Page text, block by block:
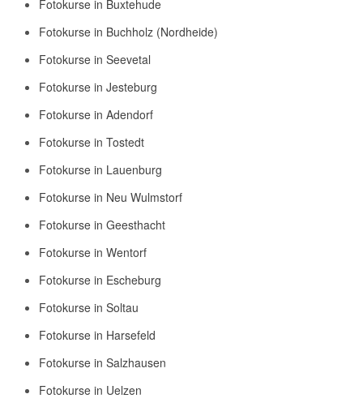
Fotokurse in Buxtehude
Fotokurse in Buchholz (Nordheide)
Fotokurse in Seevetal
Fotokurse in Jesteburg
Fotokurse in Adendorf
Fotokurse in Tostedt
Fotokurse in Lauenburg
Fotokurse in Neu Wulmstorf
Fotokurse in Geesthacht
Fotokurse in Wentorf
Fotokurse in Escheburg
Fotokurse in Soltau
Fotokurse in Harsefeld
Fotokurse in Salzhausen
Fotokurse in Uelzen